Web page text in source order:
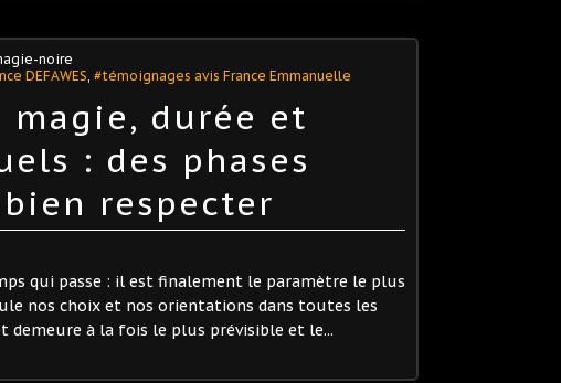
noire
DEFAWES #témoignages avis France Emmanuelle
magie, durée et
: des phases
respecter
qui passe : il est finalement le paramètre le plus
nos choix et nos orientations dans toutes les
à la fois le plus prévisible et le...